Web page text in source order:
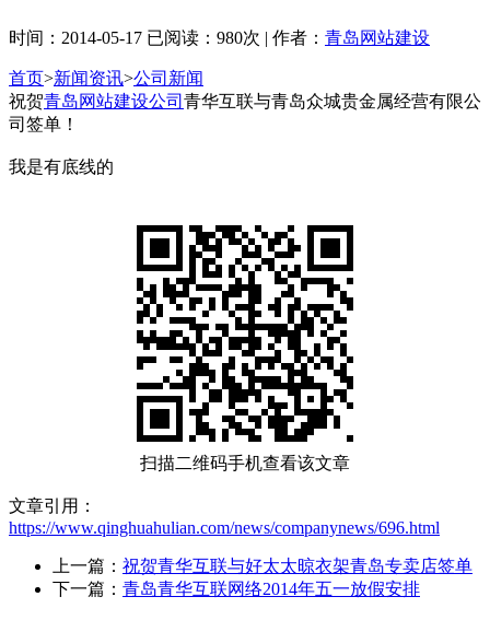
时间：2014-05-17 已阅读：980次 | 作者： 青岛网站建设
首页>新闻资讯>公司新闻
祝贺青岛网站建设公司 青华互联与青岛众城贵金属经营有限公
司签单！
我是有底线的
扫描二维码手机查看该文章
文章引用：
https://www.qinghuahulian.com/news/companynews/696.html
上一篇： 祝贺青华互联与好太太晾衣架青岛专卖店签单
下一篇： 青岛青华互联网络2014年五一放假安排